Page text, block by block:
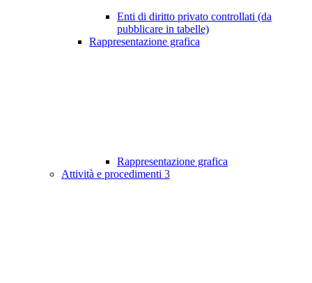
Enti di diritto privato controllati (da
pubblicare in tabelle)
Rappresentazione grafica
Rappresentazione grafica
Attività e procedimenti 3